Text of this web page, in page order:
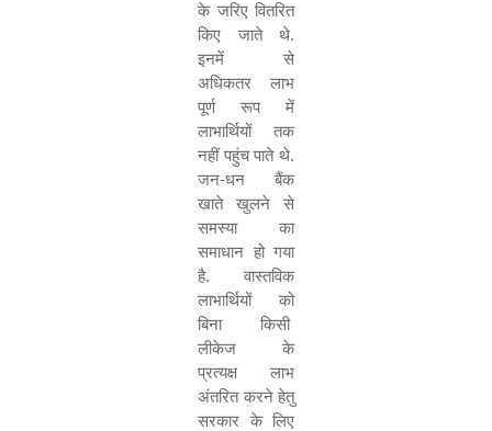
के जरिए वितरित
किए जाते थे.
इनमें से
अधिकतर लाभ
पूर्ण रूप में
लाभार्थियों तक
नहीं पहुंच पाते थे.
जन-धन बैंक
खाते खुलने से
समस्या का
समाधान हो गया
है. वास्तविक
लाभार्थियों को
बिना किसी
लीकेज के
प्रत्यक्ष लाभ
अंतरित करने हेतु
सरकार के लिए